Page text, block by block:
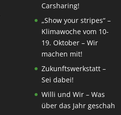
Carsharing!
„Show your stripes“ –
Klimawoche vom 10-
19. Oktober – Wir
machen mit!
Zukunftswerkstatt –
Sei dabei!
Willi und Wir – Was
über das Jahr geschah